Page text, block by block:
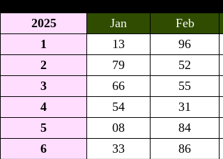
2025 Jan Feb
1
13 96
2
79 52
3
66 55
4
54 31
5
08 84
6
33 86